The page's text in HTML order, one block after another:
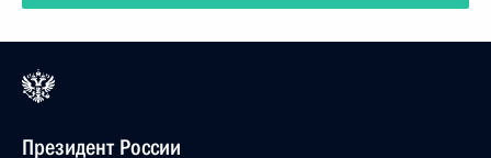
Президент России